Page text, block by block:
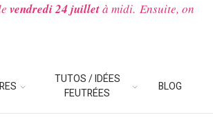
vendredi 24 juilletà midi. Ensuite, on
TUTOS / IDÉES
FEUTRÉES
BLOG